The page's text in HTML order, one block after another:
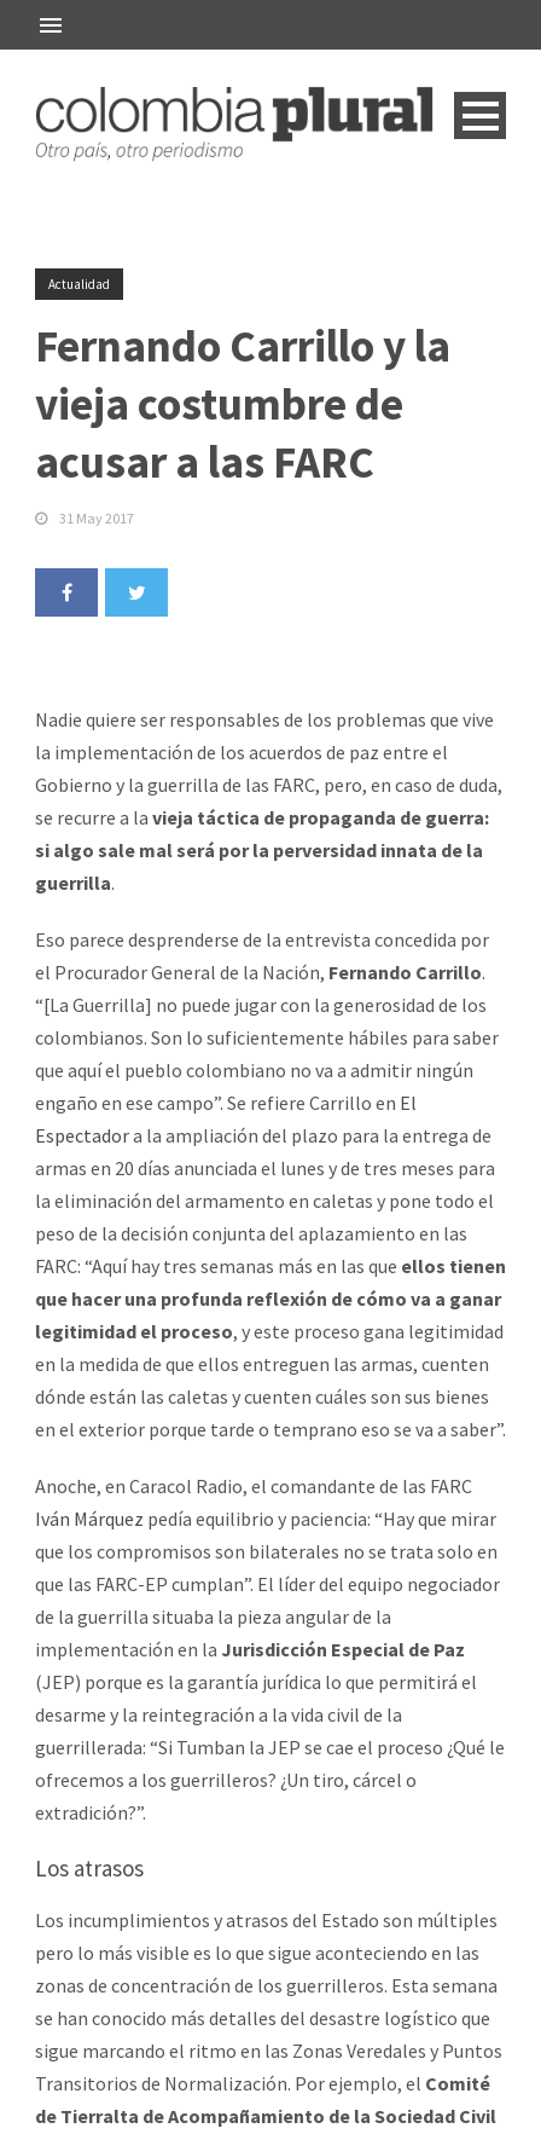
Actualidad
Fernando Carrillo y la
vieja costumbre de
acusar a las FARC
31 May 2017
Nadie quiere ser responsables de los problemas que vive
la implementación de los acuerdos de paz entre el
Gobierno y la guerrilla de las FARC, pero, en caso de duda,
se recurre a la vieja táctica de propaganda de guerra:
si algo sale mal será por la perversidad innata de la
guerrilla.
Eso parece desprenderse de la entrevista concedida por
el Procurador General de la Nación, Fernando Carrillo.
“[La Guerrilla] no puede jugar con la generosidad de los
colombianos. Son lo suficientemente hábiles para saber
que aquí el pueblo colombiano no va a admitir ningún
engaño en ese campo”. Se refiere Carrillo en El
Espectadora la ampliación del plazo para la entrega de
armas en 20 días anunciada el lunes y de tres meses para
la eliminación del armamento en caletas y pone todo el
peso de la decisión conjunta del aplazamiento en las
FARC: “Aquí hay tres semanas más en las que ellos tienen
que hacer una profunda reflexión de cómo va a ganar
legitimidad el proceso, y este proceso gana legitimidad
en la medida de que ellos entreguen las armas, cuenten
dónde están las caletas y cuenten cuáles son sus bienes
en el exterior porque tarde o temprano eso se va a saber”.
Anoche, en Caracol Radio, el comandante de las FARC
Iván Márquez pedía equilibrio y paciencia: “Hay que mirar
que los compromisos son bilaterales no se trata solo en
que las FARC-EP cumplan”. El líder del equipo negociador
de la guerrilla situaba la pieza angular de la
implementación en la Jurisdicción Especial de Paz
(JEP) porque es la garantía jurídica lo que permitirá el
desarme y la reintegración a la vida civil de la
guerrillerada: “Si Tumban la JEP se cae el proceso ¿Qué le
ofrecemos a los guerrilleros? ¿Un tiro, cárcel o
extradición?”.
Los atrasos
Los incumplimientos y atrasos del Estado son múltiples
pero lo más visible es lo que sigue aconteciendo en las
zonas de concentración de los guerrilleros. Esta semana
se han conocido más detalles del desastre logístico que
sigue marcando el ritmo en las Zonas Veredales y Puntos
Transitorios de Normalización. Por ejemplo, el Comité
de Tierralta de Acompañamiento de la Sociedad Civil